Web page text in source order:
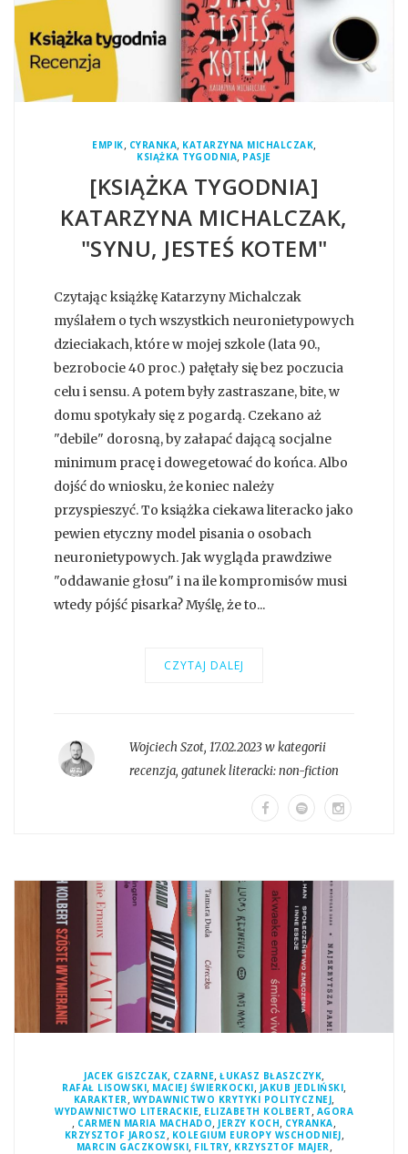
EMPIK, CYRANKA, KATARZYNA MICHALCZAK,
KSIĄŻKA TYGODNIA, PASJE
[KSIĄŻKA TYGODNIA]
KATARZYNA MICHALCZAK,
"SYNU, JESTEŚ KOTEM"
Czytając książkę Katarzyny Michalczak
myślałem o tych wszystkich neuronietypowych
dzieciakach, które w mojej szkole (lata 90.,
bezrobocie 40 proc.) pałętały się bez poczucia
celu i sensu. A potem były zastraszane, bite, w
domu spotykały się z pogardą. Czekano aż
"debile" dorosną, by załapać dającą socjalne
minimum pracę i dowegetować do końca. Albo
dojść do wniosku, że koniec należy
przyspieszyć. To książka ciekawa literacko jako
pewien etyczny model pisania o osobach
neuronietypowych. Jak wygląda prawdziwe
"oddawanie głosu" i na ile kompromisów musi
wtedy pójść pisarka? Myślę, że to...
CZYTAJ DALEJ
Wojciech Szot, 17.02.2023 w kategorii
recenzja, gatunek literacki:non-fiction
JACEK GISZCZAK, CZARNE, ŁUKASZ BŁASZCZYK,
RAFAŁ LISOWSKI, MACIEJ ŚWIERKOCKI, JAKUB JEDLIŃSKI,
KARAKTER , WYDAWNICTWO KRYTYKI POLITYCZNEJ,
WYDAWNICTWO LITERACKIE, ELIZABETH KOLBERT , AGORA
, CARMEN MARIA MACHADO, JERZY KOCH, CYRANKA,
KRZYSZTOF JAROSZ , KOLEGIUM EUROPY WSCHODNIEJ,
MARCIN GACZKOWSKI, FILTRY, KRZYSZTOF MAJER ,